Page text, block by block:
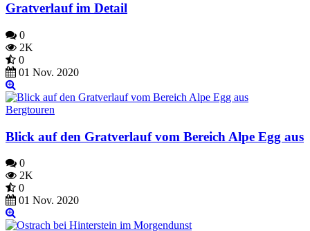
Gratverlauf im Detail
0
2K
0
01 Nov. 2020
Bergtouren
Blick auf den Gratverlauf vom Bereich Alpe Egg aus
0
2K
0
01 Nov. 2020